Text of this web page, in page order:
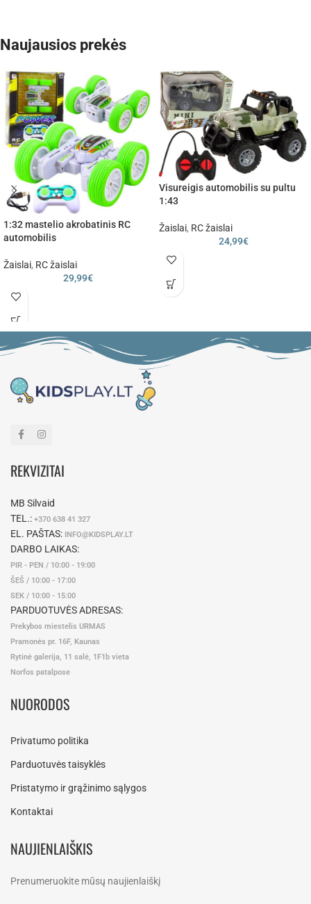
Naujausios prekės
1:32 mastelio akrobatinis RC
automobilis
Žaislai, RC žaislai
29,99€
Visureigis automobilis su pultu
1:43
Žaislai, RC žaislai
24,99€
REKVIZITAI
MB Silvaid
TEL.: +370 638 41 327
EL. PAŠTAS: INFO@KIDSPLAY.LT
DARBO LAIKAS:
PIR - PEN / 10:00 - 19:00
ŠEŠ / 10:00 - 17:00
SEK / 10:00 - 15:00
PARDUOTUVĖS ADRESAS:
Prekybos miestelis URMAS
Pramonės pr. 16F, Kaunas
Rytinė galerija, 11 salė, 1F1b vieta
Norfos patalpose
NUORODOS
Privatumo politika
Parduotuvės taisyklės
Pristatymo ir grąžinimo sąlygos
Kontaktai
NAUJIENLAIŠKIS
Prenumeruokite mūsų naujienlaiškį